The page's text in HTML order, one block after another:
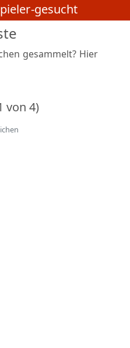
gesucht
gesammelt? Hier
von 4)